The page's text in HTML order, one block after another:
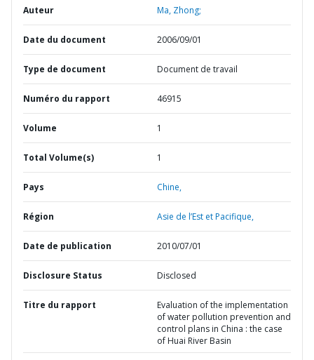
Auteur Ma, Zhong;
Date du document 2006/09/01
Type de document Document de travail
Numéro du rapport 46915
Volume 1
Total Volume(s) 1
Pays Chine,
Région Asie de l’Est et Pacifique,
Date de publication 2010/07/01
Disclosure Status Disclosed
Titre du rapport
Evaluation of the implementation
of water pollution prevention and
control plans in China : the case
of Huai River Basin